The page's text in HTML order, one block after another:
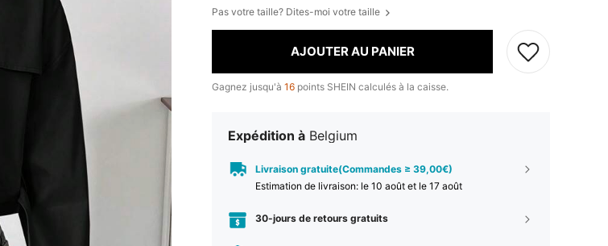
Pas votre taille? Dites-moi votre taille
AJOUTER AU PANIER
Gagnez jusqu'à 16 points SHEIN calculés à la caisse.
Expédition à Belgium
Livraison gratuite(Commandes ≥ 39,00€)
Estimation de livraison: le 10 août et le 17 août
30-jours de retours gratuits